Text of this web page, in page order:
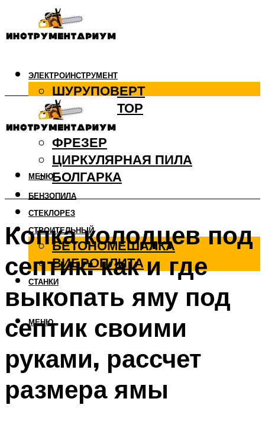
ЭЛЕКТРОИНСТРУМЕНТ
ШУРУПОВЕРТ
ПЕРФОРАТОР
ДРЕЛЬ
ФРЕЗЕР
ЦИРКУЛЯРНАЯ ПИЛА
БОЛГАРКА
БЕНЗОПИЛА
СТЕКЛОРЕЗ
СТРОИТЕЛЬНЫЙ
БЕТОНОМЕШАЛКА
ВИБРОПЛИТА
СТАНКИ
МЕНЮ
МЕНЮ
Копка колодцев под
септик: как и где
выкопать яму под
септик своими
руками, рассчет
размера ямы